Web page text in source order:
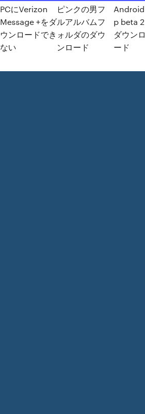
PCにVerizon
Message +をダ
ウンロードでき
ない
ピンクの男フ
ルアルバムフ
ォルダのダウ
ンロード
Android
p beta 2
ダウンロ
ード